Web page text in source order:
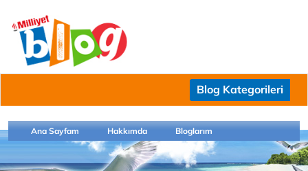
Blog Kategorileri
Ana Sayfam Hakkımda Bloglarım